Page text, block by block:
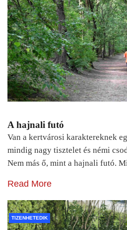
A hajnali futó
Van a kertvárosi karaktereknek
mindig nagy tisztelet és némi
Nem más ő, mint a hajnali futó.
Read More
TIZENHETEDIK